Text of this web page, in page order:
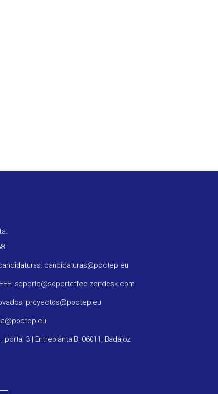
candidaturas@poctep.eu
soporte@soporteffee.zendesk.com
proyectos@poctep.eu
portal 3 | Entreplanta B, 06011, Badajoz